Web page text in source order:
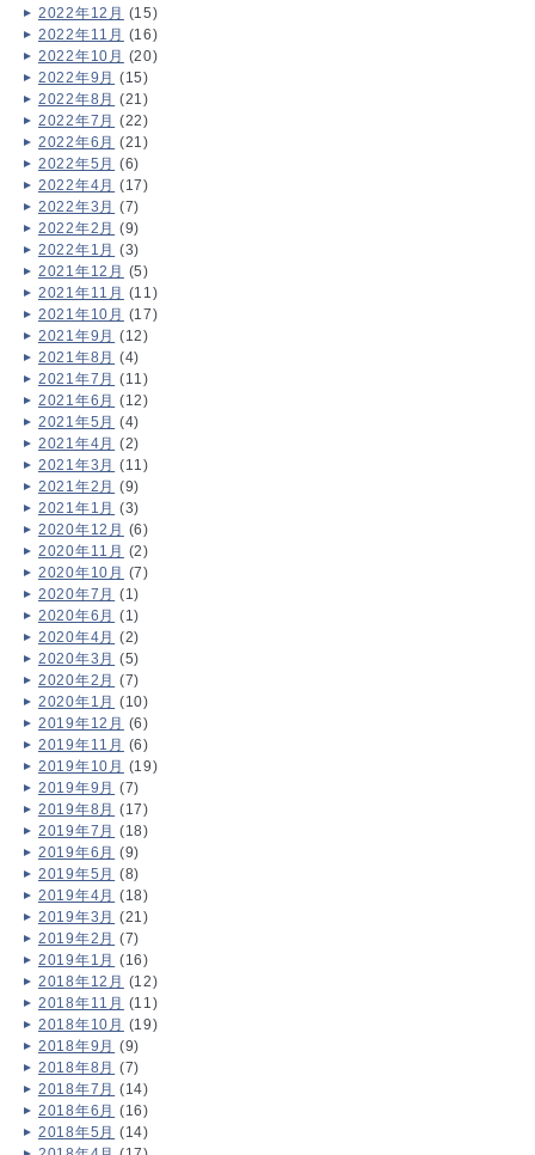
2022年12月 (15)
2022年11月 (16)
2022年10月 (20)
2022年9月 (15)
2022年8月 (21)
2022年7月 (22)
2022年6月 (21)
2022年5月 (6)
2022年4月 (17)
2022年3月 (7)
2022年2月 (9)
2022年1月 (3)
2021年12月 (5)
2021年11月 (11)
2021年10月 (17)
2021年9月 (12)
2021年8月 (4)
2021年7月 (11)
2021年6月 (12)
2021年5月 (4)
2021年4月 (2)
2021年3月 (11)
2021年2月 (9)
2021年1月 (3)
2020年12月 (6)
2020年11月 (2)
2020年10月 (7)
2020年7月 (1)
2020年6月 (1)
2020年4月 (2)
2020年3月 (5)
2020年2月 (7)
2020年1月 (10)
2019年12月 (6)
2019年11月 (6)
2019年10月 (19)
2019年9月 (7)
2019年8月 (17)
2019年7月 (18)
2019年6月 (9)
2019年5月 (8)
2019年4月 (18)
2019年3月 (21)
2019年2月 (7)
2019年1月 (16)
2018年12月 (12)
2018年11月 (11)
2018年10月 (19)
2018年9月 (9)
2018年8月 (7)
2018年7月 (14)
2018年6月 (16)
2018年5月 (14)